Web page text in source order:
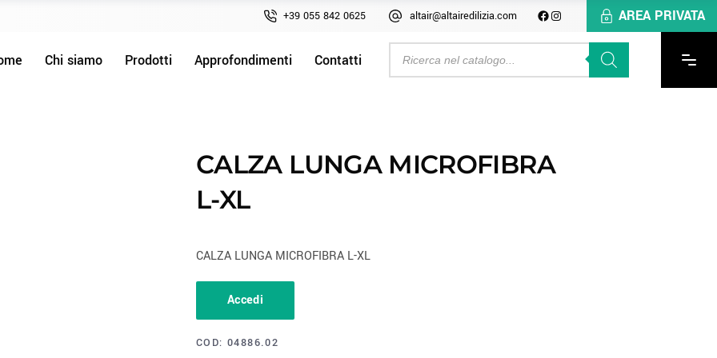
+39 055 842 0625 altair@altairedilizia.com AREA PRIVATA
Chi siamo Prodotti Approfondimenti Contatti
CALZA LUNGA MICROFIBRA
L-XL
CALZA LUNGA MICROFIBRA L-XL
Accedi
COD: 04886.02